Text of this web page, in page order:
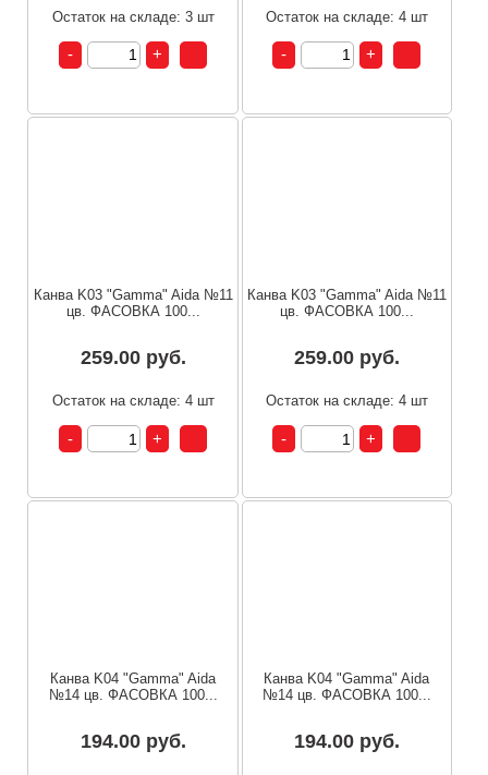
Остаток на складе: 3 шт Остаток на складе: 4 шт
Канва K03 "Gamma" Aida №11
цв. ФАСОВКА 100...
259.00 руб.
Остаток на складе: 4 шт
Канва K03 "Gamma" Aida №11
цв. ФАСОВКА 100...
259.00 руб.
Остаток на складе: 4 шт
Канва K04 "Gamma" Aida
№14 цв. ФАСОВКА 100...
194.00 руб.
Канва K04 "Gamma" Aida
№14 цв. ФАСОВКА 100...
194.00 руб.